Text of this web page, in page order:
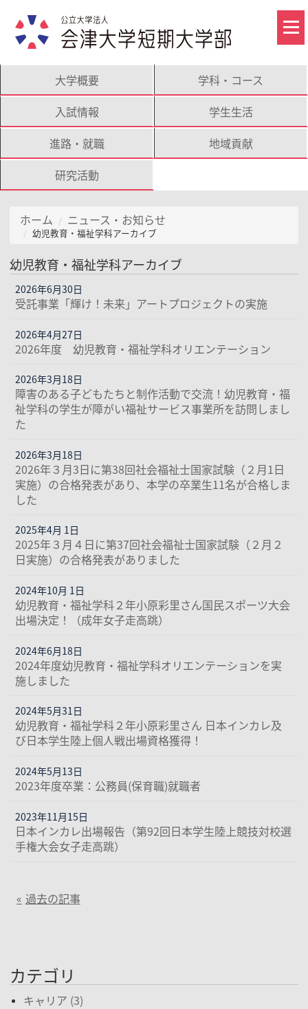
大学概要
学科・コース
入試情報
学生生活
進路・就職
地域貢献
研究活動
ホーム ニュース・お知らせ
幼児教育・福祉学科アーカイブ
幼児教育・福祉学科アーカイブ
2026年6月30日
受託事業「輝け！未来」アートプロジェクトの実施
2026年4月27日
2026年度 幼児教育・福祉学科オリエンテーション
2026年3月18日
障害のある子どもたちと制作活動で交流！幼児教育・福
祉学科の学生が障がい福祉サービス事業所を訪問しまし
た
2026年3月18日
2026年３月3日に第38回社会福祉士国家試験（２月1日
実施）の合格発表があり、本学の卒業生11名が合格しま
した
2025年4月 1日
2025年３月４日に第37回社会福祉士国家試験（２月２
日実施）の合格発表がありました
2024年10月 1日
幼児教育・福祉学科２年小原彩里さん国民スポーツ大会
出場決定！（成年女子走高跳）
2024年6月18日
2024年度幼児教育・福祉学科オリエンテーションを実
施しました
2024年5月31日
幼児教育・福祉学科２年小原彩里さん 日本インカレ及
び日本学生陸上個人戦出場資格獲得！
2024年5月13日
2023年度卒業：公務員(保育職)就職者
2023年11月15日
日本インカレ出場報告（第92回日本学生陸上競技対校選
手権大会女子走高跳）
過去の記事
カテゴリ
キャリア (3)